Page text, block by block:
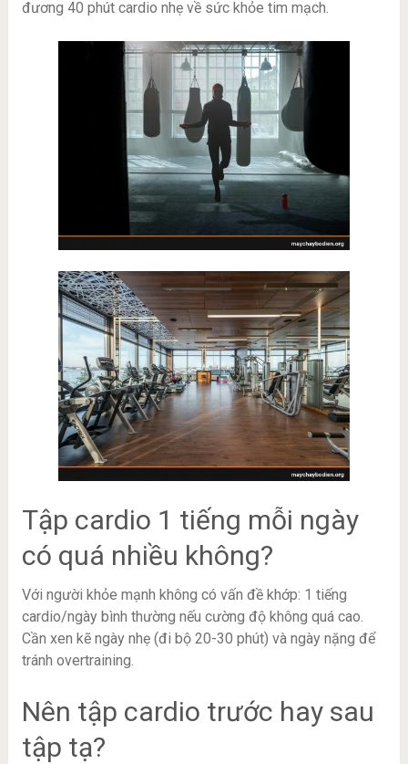
đương 40 phút cardio nhẹ về sức khỏe tim mạch.
Tập cardio 1 tiếng mỗi ngày
có quá nhiều không?
Với người khỏe mạnh không có vấn đề khớp: 1 tiếng
cardio/ngày bình thường nếu cường độ không quá cao.
Cần xen kẽ ngày nhẹ (đi bộ 20-30 phút) và ngày nặng để
tránh overtraining.
Nên tập cardio trước hay sau
tập tạ?